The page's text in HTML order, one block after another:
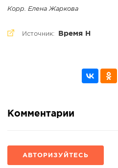
Корр. Елена Жаркова
Источник: Время Н
Комментарии
АВТОРИЗУЙТЕСЬ